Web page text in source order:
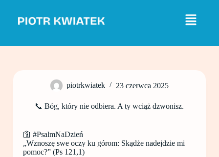
j
piotrkwiatek 23 czerwca 2025
📞 Bóg, który nie odbiera. A ty wciąż dzwonisz.
🛐 #PsalmNaDzień
„Wznoszę swe oczy ku górom: Skądże nadejdzie mi
pomoc?” (Ps 121,1)